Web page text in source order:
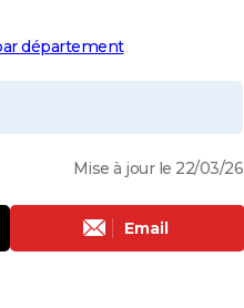
département
Mise à jour le 22/03/26
Email